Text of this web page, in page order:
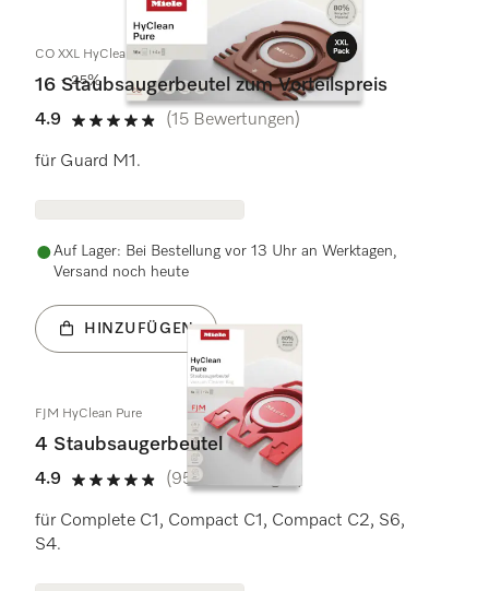
- 25%
CO XXL HyClean Pure
16 Staubsaugerbeutel zum Vorteilspreis
4.9
4.9 Sterne von 5
(15 Bewertungen)
für Guard M1.
Auf Lager: Bei Bestellung vor 13 Uhr an Werktagen,
Versand noch heute
HINZUFÜGEN
FJM HyClean Pure
4 Staubsaugerbeutel
4.9
4.9 Sterne von 5
(95 Bewertungen)
für Complete C1, Compact C1, Compact C2, S6,
S4.